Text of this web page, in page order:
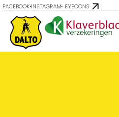
FACEBOOK INSTAGRAM EYECONS